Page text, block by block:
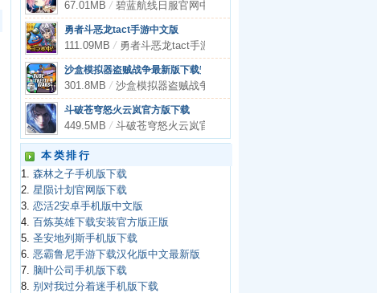
67.01MB/ 碧蓝航线日服官网中文版
勇者斗恶龙tact手游中文版
111.09MB/ 勇者斗恶龙tact手游中文版
沙盒模拟器盗贼战争最新版下载安装
301.8MB/ 沙盒模拟器盗贼战争最新版下载安装
斗破苍穹怒火云岚官方版下载
449.5MB/ 斗破苍穹怒火云岚官方版下载
本类排行
1. 森林之子手机版下载
2. 星陨计划官网版下载
3. 恋活2安卓手机版中文版
4. 百炼英雄下载安装官方版正版
5. 圣安地列斯手机版下载
6. 恶霸鲁尼手游下载汉化版中文最新版
7. 脑叶公司手机版下载
8. 别对我过分着迷手机版下载